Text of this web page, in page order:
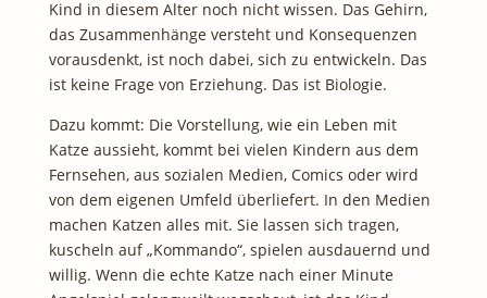
Kind in diesem Alter noch nicht wissen. Das Gehirn,
das Zusammenhänge versteht und Konsequenzen
vorausdenkt, ist noch dabei, sich zu entwickeln. Das
ist keine Frage von Erziehung. Das ist Biologie.
Dazu kommt: Die Vorstellung, wie ein Leben mit
Katze aussieht, kommt bei vielen Kindern aus dem
Fernsehen, aus sozialen Medien, Comics oder wird
von dem eigenen Umfeld überliefert. In den Medien
machen Katzen alles mit. Sie lassen sich tragen,
kuscheln auf „Kommando“, spielen ausdauernd und
willig. Wenn die echte Katze nach einer Minute